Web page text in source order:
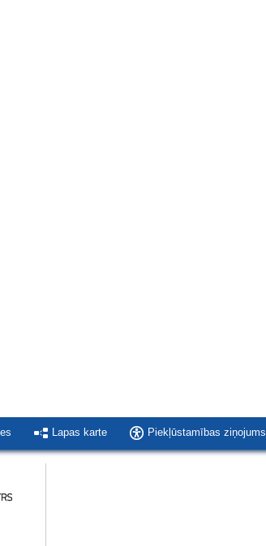
Lapas karte Piekļūstamības ziņojums